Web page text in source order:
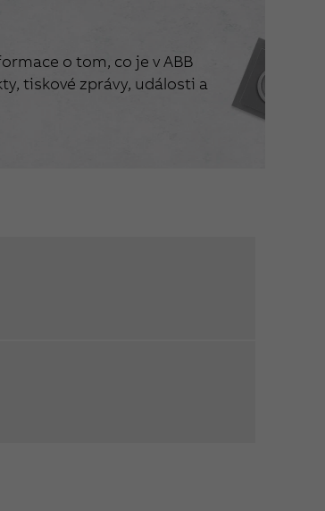
o tom, co je v ABB
tiskové zprávy, události a